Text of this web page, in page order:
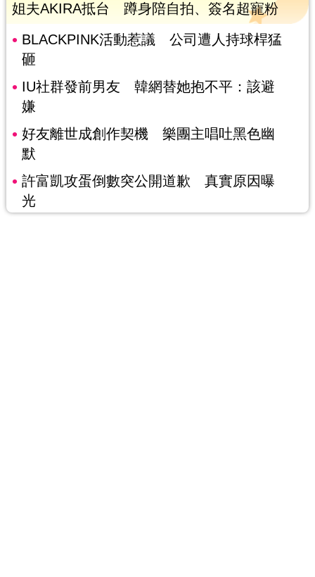
姐夫AKIRA抵台 蹲身陪自拍、簽名超寵粉
BLACKPINK活動惹議 公司遭人持球桿猛
砸
IU社群發前男友 韓網替她抱不平：該避
嫌
好友離世成創作契機 樂團主唱吐黑色幽
默
許富凱攻蛋倒數突公開道歉 真實原因曝
光